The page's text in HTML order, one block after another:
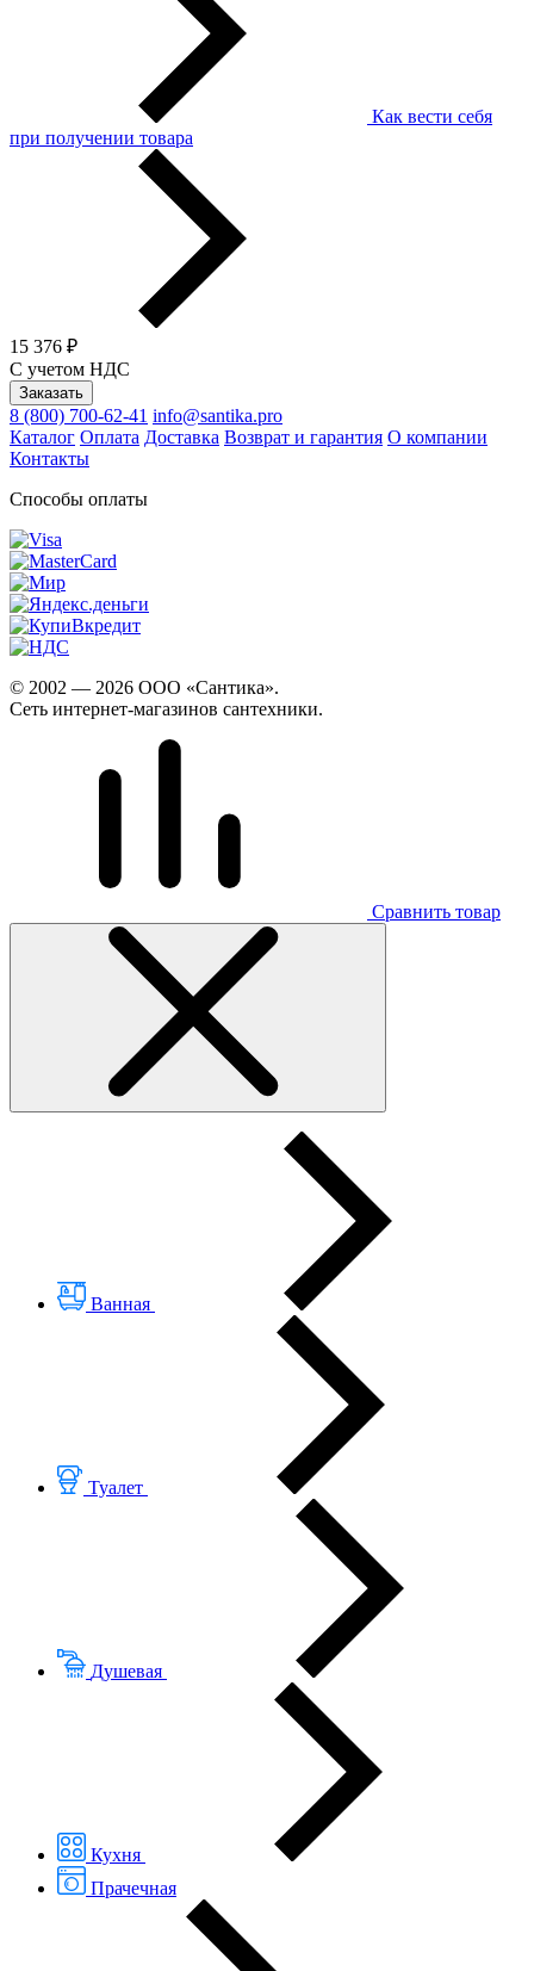
Как вести себя
при получении товара
15 376 ₽
С учетом НДС
Заказать
8 (800) 700-62-41 info@santika.pro
Каталог Оплата Доставка Возврат и гарантия О компании
Контакты
Способы оплаты
© 2002 — 2026 ООО «Сантика».
Сеть интернет-магазинов сантехники.
Сравнить товар
Ванная
Туалет
Душевая
Кухня
Прачечная